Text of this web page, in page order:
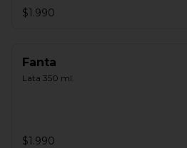
$1.990
Fanta
Lata 350 ml.
$1.990